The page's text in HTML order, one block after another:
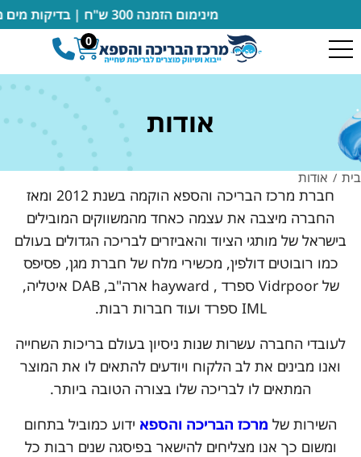
מינימום הזמנה 300 ש"ח | בדיקות מים מבוצעות במקום ללא חיוב | מעבדה מורשית של רובוטים דולפין מיטרוניקס
0
אודות
בית / אודות
חברת מרכז הבריכה והספא הוקמה בשנת 2012 ומאז
החברה מיצבה את עצמה כאחד מהמשווקים המובילים
בישראל של מותגי הציוד והאביזרים לבריכה הגדולים בעולם
כמו רובוטים דולפין, מכשירי מלח של חברת מגן, פסיפס
של Vidrpoor ספרד , hayward ארה"ב, DAB איטליה,
IML ספרד ועוד חברות רבות.
לעובדי החברה עשרות שנות ניסיון בעולם בריכות השחייה
ואנו מבינים את לב הלקוח ויודעים להתאים לו את המוצר
המתאים לו לבריכה שלו בצורה הטובה ביותר.
השירות של מרכז הבריכה והספא ידוע כמוביל בתחום
ומשום כך אנו מצליחים להישאר בפיסגה שנים רבות כל